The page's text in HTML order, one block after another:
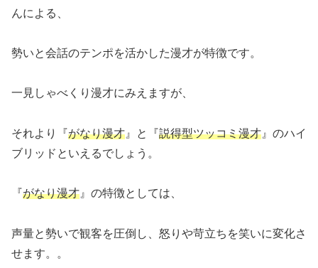
んによる、
勢いと会話のテンポを活かした漫才が特徴です。
一見しゃべくり漫才にみえますが、
それより『がなり漫才 』と『説得型ツッコミ漫才 』のハイ
ブリッドといえるでしょう。
『 がなり漫才』の特徴としては、
声量と勢いで観客を圧倒し、怒りや苛立ちを笑いに変化さ
せます。。